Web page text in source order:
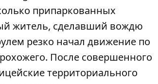
припаркованных
житель, сделавший вождю
резко начал движение по
После совершенного
территориального